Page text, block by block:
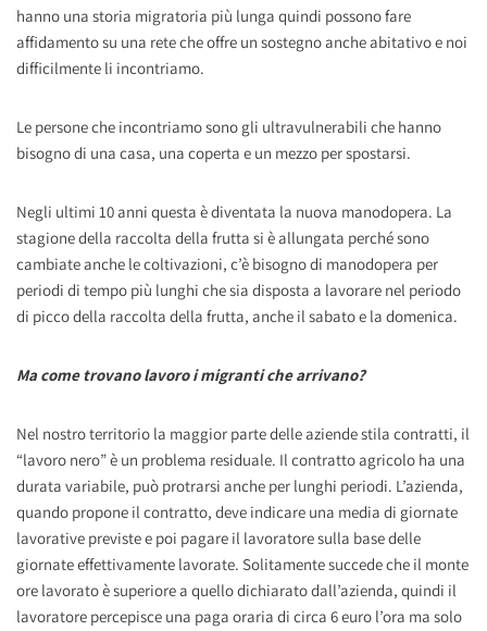
hanno una storia migratoria più lunga quindi possono fare
affidamento su una rete che offre un sostegno anche abitativo e noi
difficilmente li incontriamo.
Le persone che incontriamo sono gli ultravulnerabili che hanno
bisogno di una casa, una coperta e un mezzo per spostarsi.
Negli ultimi 10 anni questa è diventata la nuova manodopera. La
stagione della raccolta della frutta si è allungata perché sono
cambiate anche le coltivazioni, c’è bisogno di manodopera per
periodi di tempo più lunghi che sia disposta a lavorare nel periodo
di picco della raccolta della frutta, anche il sabato e la domenica.
Ma come trovano lavoro i migranti che arrivano?
Nel nostro territorio la maggior parte delle aziende stila contratti, il
“lavoro nero” è un problema residuale. Il contratto agricolo ha una
durata variabile, può protrarsi anche per lunghi periodi. L’azienda,
quando propone il contratto, deve indicare una media di giornate
lavorative previste e poi pagare il lavoratore sulla base delle
giornate effettivamente lavorate. Solitamente succede che il monte
ore lavorato è superiore a quello dichiarato dall’azienda, quindi il
lavoratore percepisce una paga oraria di circa 6 euro l’ora ma solo